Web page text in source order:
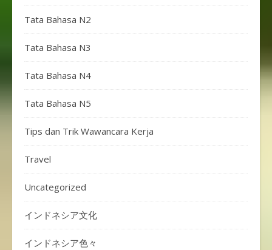
Tata Bahasa N2
Tata Bahasa N3
Tata Bahasa N4
Tata Bahasa N5
Tips dan Trik Wawancara Kerja
Travel
Uncategorized
インドネシア文化
インドネシア色々